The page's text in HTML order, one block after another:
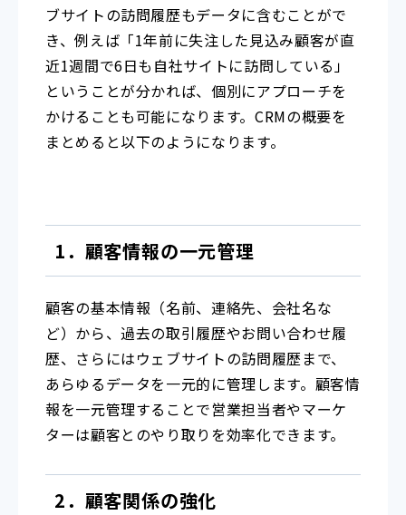
ブサイトの訪問履歴もデータに含むことがで
き、例えば「1年前に失注した見込み顧客が直
近1週間で6日も自社サイトに訪問している」
ということが分かれば、個別にアプローチを
かけることも可能になります。CRMの概要を
まとめると以下のようになります。
1．顧客情報の一元管理
顧客の基本情報（名前、連絡先、会社名な
ど）から、過去の取引履歴やお問い合わせ履
歴、さらにはウェブサイトの訪問履歴まで、
あらゆるデータを一元的に管理します。顧客情
報を一元管理することで営業担当者やマーケ
ターは顧客とのやり取りを効率化できます。
2．顧客関係の強化